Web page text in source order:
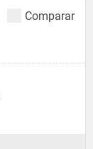
Comparar